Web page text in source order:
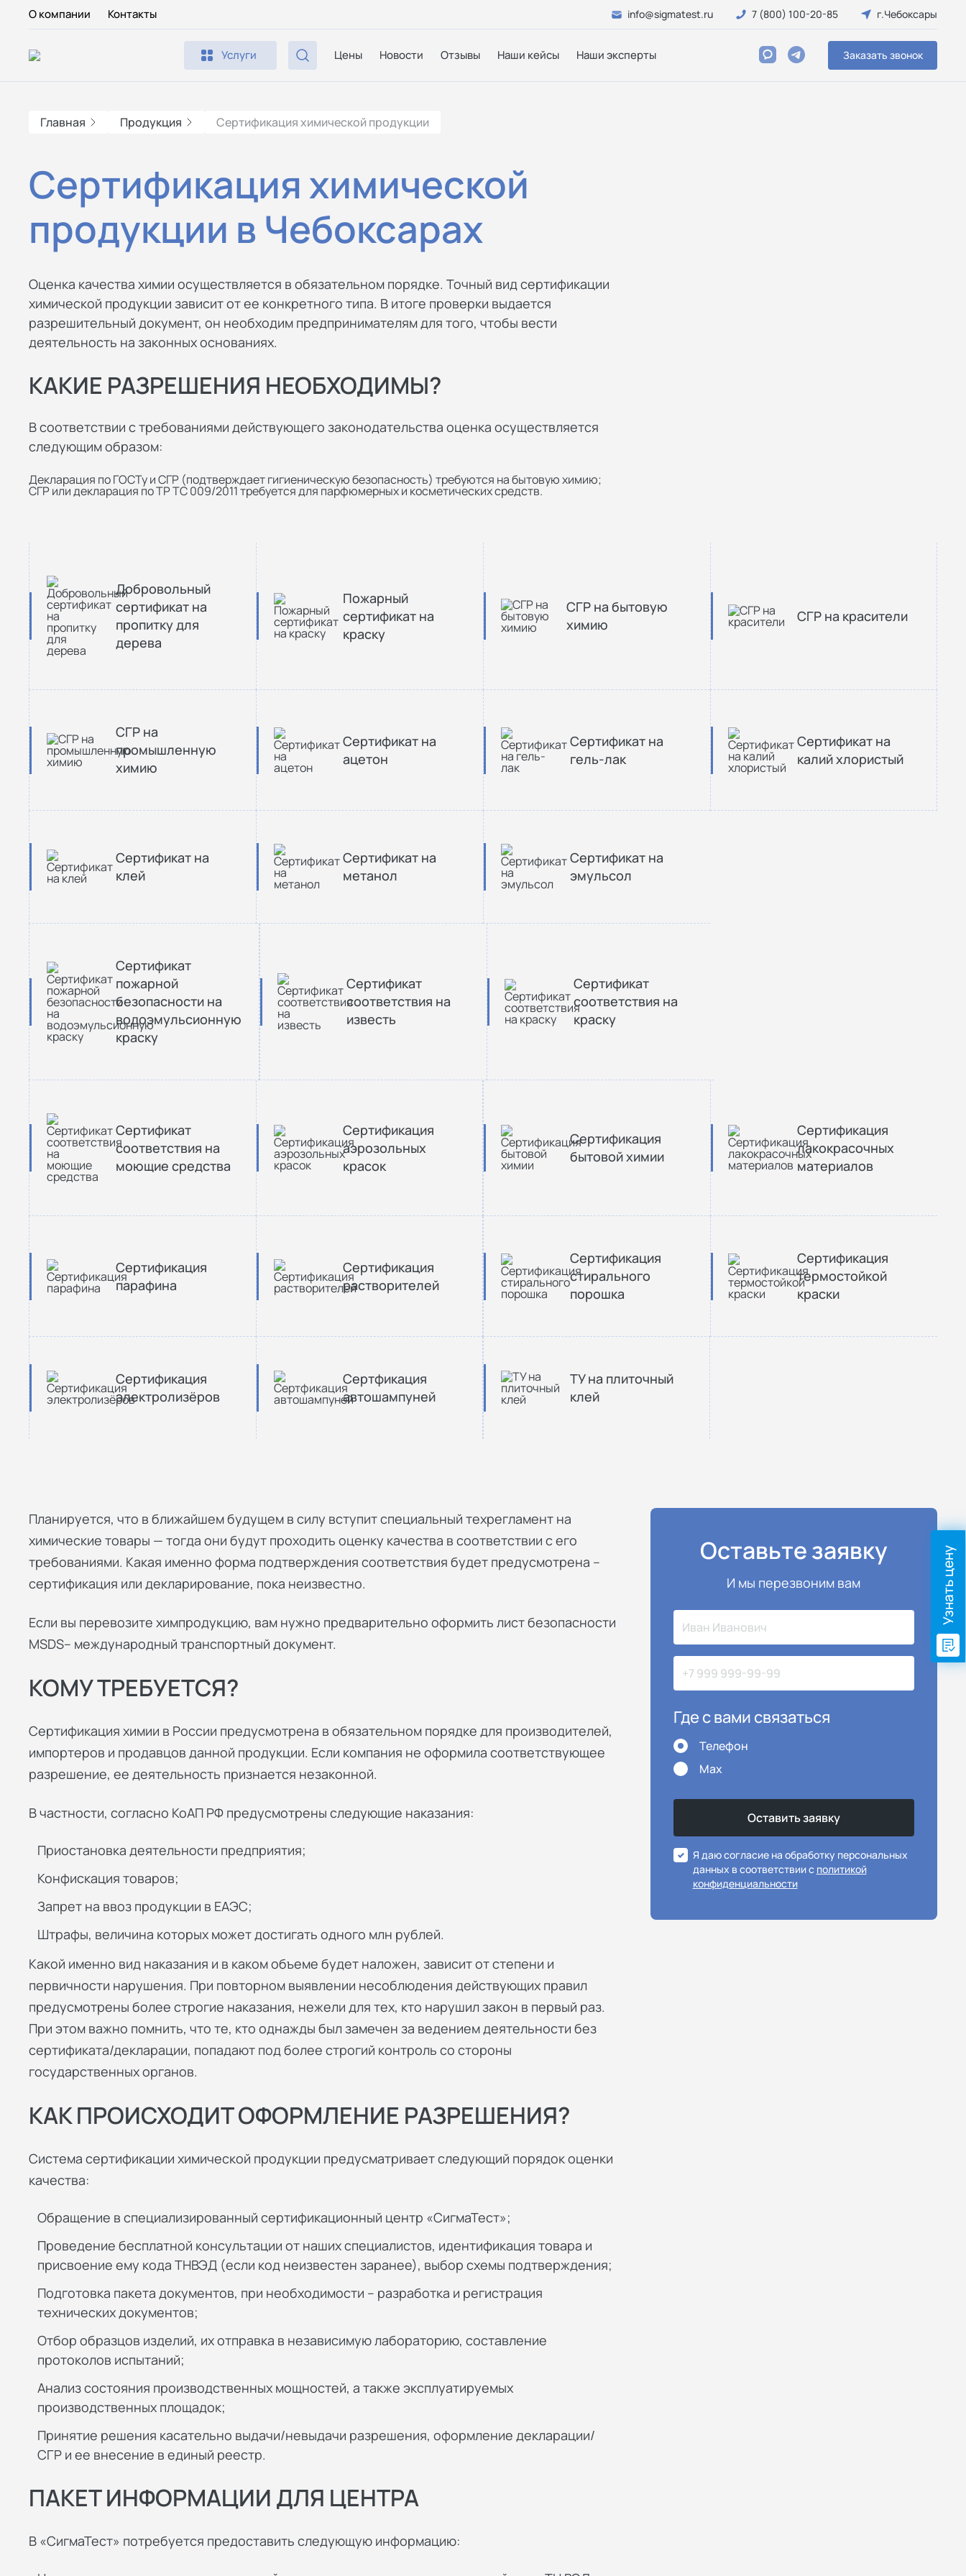
О компании Контакты info@sigmatest.ru 7 (800) 100-20-85 г.Чебоксары
Услуги Цены Новости Отзывы Наши кейсы Наши эксперты Заказать звонок
Главная Продукция Сертификация химической продукции
Сертификация химической
продукции в Чебоксарах
Оценка качества химии осуществляется в обязательном порядке. Точный вид сертификации
химической продукции зависит от ее конкретного типа. В итоге проверки выдается
разрешительный документ, он необходим предпринимателям для того, чтобы вести
деятельность на законных основаниях.
КАКИЕ РАЗРЕШЕНИЯ НЕОБХОДИМЫ?
В соответствии с требованиями действующего законодательства оценка осуществляется
следующим образом:
Декларация по ГОСТу и СГР (подтверждает гигиеническую безопасность) требуются на бытовую химию;
СГР или декларация по ТР ТС 009/2011 требуется для парфюмерных и косметических средств.
Добровольный
сертификат на
пропитку для
дерева
Пожарный
сертификат на
краску
СГР на бытовую
химию
СГР на красители
СГР на
промышленную
химию
Сертификат на
ацетон
Сертификат на
гель-лак
Сертификат на
калий хлористый
Сертификат на
клей
Сертификат на
метанол
Сертификат на
эмульсол
Сертификат
пожарной
безопасности на
водоэмульсионную
краску
Сертификат
соответствия на
известь
Сертификат
соответствия на
краску
Сертификат
соответствия на
моющие средства
Сертификация
аэрозольных
красок
Сертификация
бытовой химии
Сертификация
лакокрасочных
материалов
Сертификация
парафина
Сертификация
растворителей
Сертификация
стирального
порошка
Сертификация
термостойкой
краски
Сертификация
электролизёров
Сертфикация
автошампуней
ТУ на плиточный
клей
Планируется, что в ближайшем будущем в силу вступит специальный техрегламент на
химические товары — тогда они будут проходить оценку качества в соответствии с его
требованиями. Какая именно форма подтверждения соответствия будет предусмотрена –
сертификация или декларирование, пока неизвестно.
Если вы перевозите химпродукцию, вам нужно предварительно оформить лист безопасности
MSDS– международный транспортный документ.
КОМУ ТРЕБУЕТСЯ?
Сертификация химии в России предусмотрена в обязательном порядке для производителей,
импортеров и продавцов данной продукции. Если компания не оформила соответствующее
разрешение, ее деятельность признается незаконной.
В частности, согласно КоАП РФ предусмотрены следующие наказания:
Приостановка деятельности предприятия;
Конфискация товаров;
Запрет на ввоз продукции в ЕАЭС;
Штрафы, величина которых может достигать одного млн рублей.
Какой именно вид наказания и в каком объеме будет наложен, зависит от степени и
первичности нарушения. При повторном выявлении несоблюдения действующих правил
предусмотрены более строгие наказания, нежели для тех, кто нарушил закон в первый раз.
При этом важно помнить, что те, кто однажды был замечен за ведением деятельности без
сертификата/декларации, попадают под более строгий контроль со стороны
государственных органов.
КАК ПРОИСХОДИТ ОФОРМЛЕНИЕ РАЗРЕШЕНИЯ?
Система сертификации химической продукции предусматривает следующий порядок оценки
качества:
Обращение в специализированный сертификационный центр «СигмаТест»;
Проведение бесплатной консультации от наших специалистов, идентификация товара и
присвоение ему кода ТНВЭД (если код неизвестен заранее), выбор схемы подтверждения;
Подготовка пакета документов, при необходимости – разработка и регистрация
технических документов;
Отбор образцов изделий, их отправка в независимую лабораторию, составление
протоколов испытаний;
Анализ состояния производственных мощностей, а также эксплуатируемых
производственных площадок;
Принятие решения касательно выдачи/невыдачи разрешения, оформление декларации/
СГР и ее внесение в единый реестр.
ПАКЕТ ИНФОРМАЦИИ ДЛЯ ЦЕНТРА
В «СигмаТест» потребуется предоставить следующую информацию:
Оставьте заявку
И мы перезвоним вам
Где с вами связаться
Телефон
Max
Я даю согласие на обработку персональных
данных в соответствии с политикой
конфиденциальности
Узнать цену